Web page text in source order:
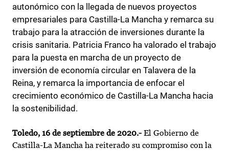
autonómico con la llegada de nuevos proyectos
empresariales para Castilla-La Mancha y remarca su
trabajo para la atracción de inversiones durante la
crisis sanitaria. Patricia Franco ha valorado el trabajo
para la puesta en marcha de un proyecto de
inversión de economía circular en Talavera de la
Reina, y remarca la importancia de enfocar el
crecimiento económico de Castilla-La Mancha hacia
la sostenibilidad.
Toledo, 16 de septiembre de 2020.- El Gobierno de
Castilla-La Mancha ha reiterado su compromiso con la